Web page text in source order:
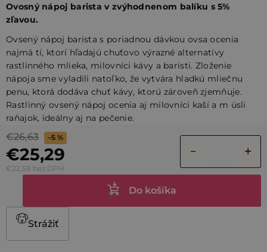
Ovosný nápoj barista v zvýhodnenom balíku s 5%
zľavou.
Ovsený nápoj barista s poriadnou dávkou ovsa ocenia
najmä tí, ktorí hľadajú chuťovo výrazné alternatívy
rastlinného mlieka, milovníci kávy a baristi. Zloženie
nápoja sme vyladili natoľko, že vytvára hladkú mliečnu
penu, ktorá dodáva chuť kávy, ktorú zároveň zjemňuje.
Rastlinný ovsený nápoj ocenia aj milovníci kaší a m üsli
raňajok, ideálny aj na pečenie.
€26,63 –5 %
€25,29
€22,58 bez DPH
Do košíka
Strážiť